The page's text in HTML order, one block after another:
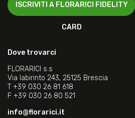
ISCRIVITI A FLORARICI FIDELITY
CARD
Dove trovarci
FLORARICI s.s
Via labirinto 243, 25125 Brescia
T +39 030 26 81 618
F +39 030 26 80 521
info@florarici.it